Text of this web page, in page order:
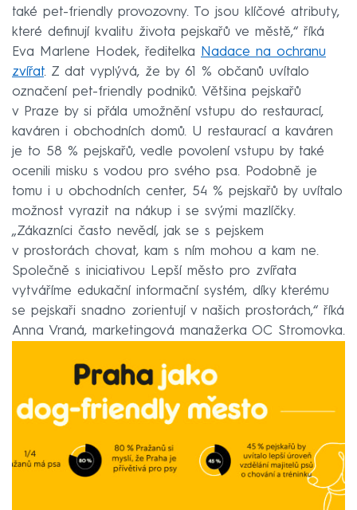
také pet-friendly provozovny. To jsou klíčové atributy,
které definují kvalitu života pejskařů ve městě,“ říká
Eva Marlene Hodek, ředitelka
Nadace na ochranu
zvířat. Z dat vyplývá, že by 61 % občanů uvítalo
označení pet-friendly podniků. Většina pejskařů
v Praze by si přála umožnění vstupu do restaurací,
kaváren i obchodních domů. U restaurací a kaváren
je to 58 % pejskařů, vedle povolení vstupu by také
ocenili misku s vodou pro svého psa. Podobně je
tomu i u obchodních center, 54 % pejskařů by uvítalo
možnost vyrazit na nákup i se svými mazlíčky.
„Zákazníci často nevědí, jak se s pejskem
v prostorách chovat, kam s ním mohou a kam ne.
Společně s iniciativou Lepší město pro zvířata
vytváříme edukační informační systém, díky kterému
se pejskaři snadno zorientují v našich prostorách,“ říká
Anna Vraná, marketingová manažerka OC Stromovka.